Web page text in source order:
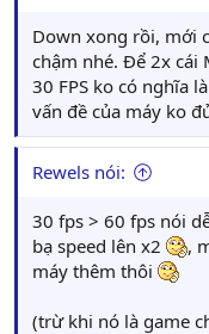
Down xong rồi, mới
chậm nhé. Để 2x cái
30 FPS ko có nghĩa
vấn đề của máy ko
Rewels nói:
30 fps > 60 fps nói
bạ speed lên x2
,
máy thêm thôi
(trừ khi nó là game